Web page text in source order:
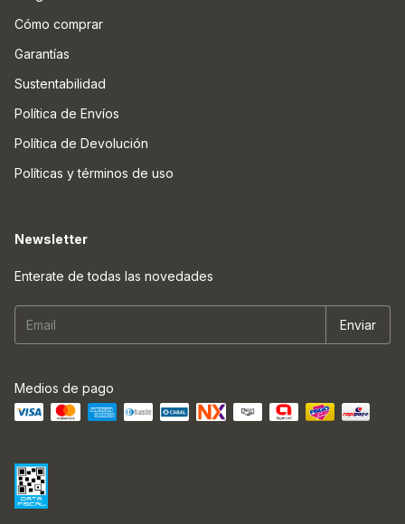
Cómo comprar
Garantías
Sustentabilidad
Política de Envíos
Política de Devolución
Políticas y términos de uso
Newsletter
Enterate de todas las novedades
Medios de pago